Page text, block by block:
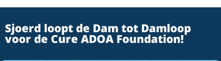
Sjoerd loopt de Dam tot Damloop
voor de Cure ADOA Foundation!